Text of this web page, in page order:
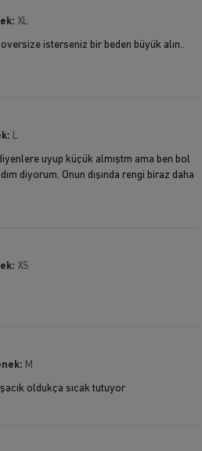
XL
isterseniz bir beden büyük alın..
uyup küçük almıştm ama ben bol
diyorum. Onun dışında rengi biraz daha
XS
M
oldukça sıcak tutuyor